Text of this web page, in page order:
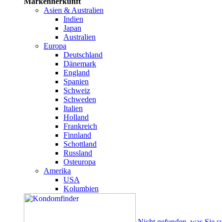
Asien & Australien
Indien
Japan
Australien
Europa
Deutschland
Dänemark
England
Spanien
Schweiz
Schweden
Italien
Holland
Frankreich
Finnland
Schottland
Russland
Osteuropa
Amerika
USA
Kolumbien